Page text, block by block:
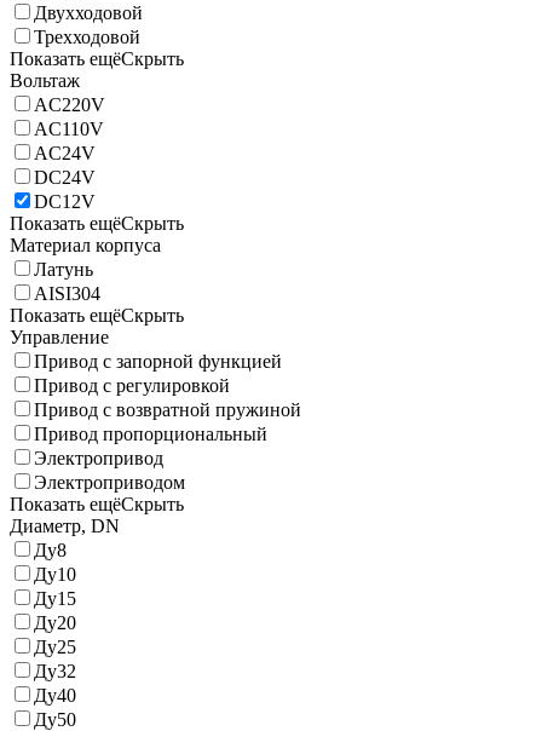
Двухходовой
Трехходовой
Показать ещёСкрыть
Вольтаж
AC220V
AC110V
AC24V
DC24V
DC12V
Показать ещёСкрыть
Материал корпуса
Латунь
AISI304
Показать ещёСкрыть
Управление
Привод с запорной функцией
Привод с регулировкой
Привод с возвратной пружиной
Привод пропорциональный
Электропривод
Электроприводом
Показать ещёСкрыть
Диаметр, DN
Ду8
Ду10
Ду15
Ду20
Ду25
Ду32
Ду40
Ду50